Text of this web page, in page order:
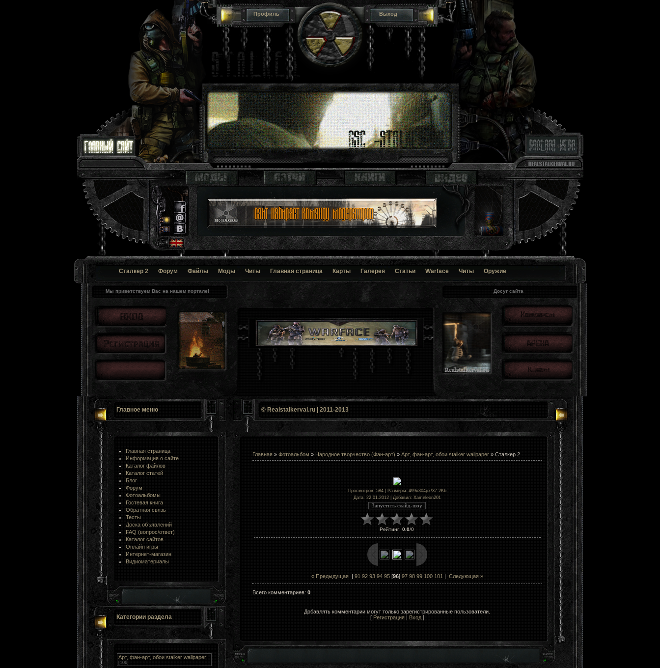
Профиль Выход
Сталкер 2 Форум Файлы Моды Читы Главная страница Карты Галерея Статьи Warface Читы Оружие
Досуг сайта
Мы приветствуем Вас на нашем портале!
Главное меню
Главная страница
Информация о сайте
Каталог файлов
Каталог статей
Блог
Форум
Фотоальбомы
Гостевая книга
Обратная связь
Тесты
Доска объявлений
FAQ (вопрос/ответ)
Каталог сайтов
Онлайн игры
Интернет-магазин
Видиоматериалы
Категории раздела
Арт, фан-арт, обои stalker wallpaper
[106]
© Realstalkerval.ru | 2011-2013
Главная» Фотоальбом » Народное творчество (Фан-арт) » Арт, фан-арт, обои stalker wallpaper» Сталкер 2
Просмотров: 584 | Размеры: 499x304px/37.2Kb
Дата: 22.01.2012 | Добавил: Xameleon201
Рейтинг: 0.0/0
« Предыдущая| 91 92 93 94 95[96] 97 98 99 100 101 | Следующая »
Всего комментариев: 0
Добавлять комментарии могут только зарегистрированные пользователи.
[ Регистрация| Вход]